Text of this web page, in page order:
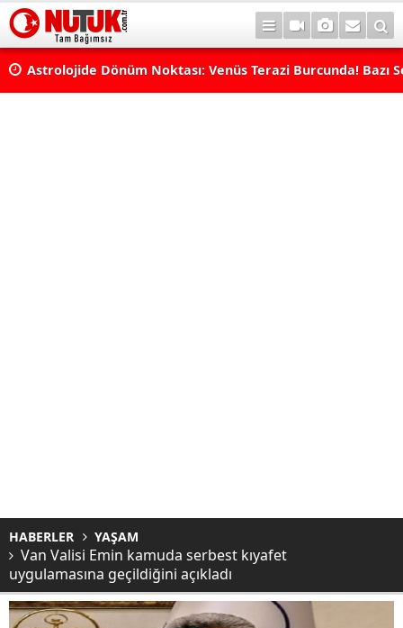
Astrolojide Dönüm Noktası: Venüs Terazi Burcunda! Bazı
HABERLER YAŞAM
Van Valisi Emin kamuda serbest kıyafet
uygulamasına geçildiğini açıkladı